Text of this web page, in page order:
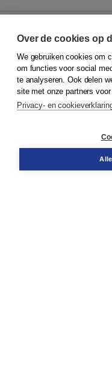
© 2026Koninklijke Boom
Klantenservice
Service & informatie
Contact
Over de cookies op
We gebruiken cookies om
om functies voor social
te analyseren. Ook delen
site met onze partners
Privacy- en